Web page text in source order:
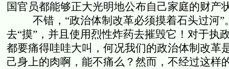
国官员都能够正大光明地公布自己家庭的财产
不错，“政治体制改革必须摸着石头过河
去“摸”，并且使用烈性炸药去摧毁它！对于执
都要痛得哇哇大叫，何况我们的政治体制改革
己身上的肉啊，能不痛么？然而，不经过这样